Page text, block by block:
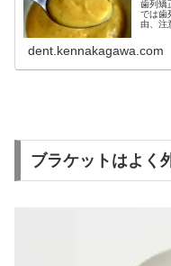
歯列矯
では歯
由、注
dent.kennakagawa.com
ブラケットはよく